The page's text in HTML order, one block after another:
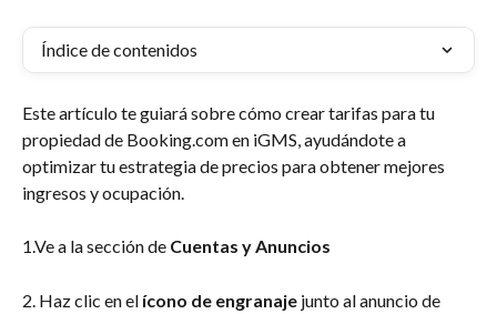
Índice de contenidos
Este artículo te guiará sobre cómo crear tarifas para tu
propiedad de Booking.com en iGMS, ayudándote a
optimizar tu estrategia de precios para obtener mejores
ingresos y ocupación.
1.Ve a la sección de Cuentas y Anuncios
2. Haz clic en el ícono de engranaje junto al anuncio de